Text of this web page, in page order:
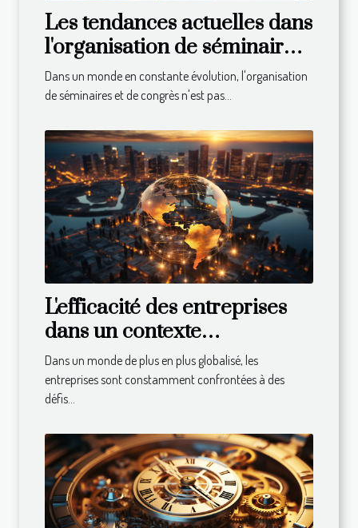
Les tendances actuelles dans
l'organisation de séminaires
et congrès
Dans un monde en constante évolution, l'organisation
de séminaires et de congrès n'est pas...
L'efficacité des entreprises
dans un contexte
international : défis et
solutions
Dans un monde de plus en plus globalisé, les
entreprises sont constamment confrontées à des
défis...